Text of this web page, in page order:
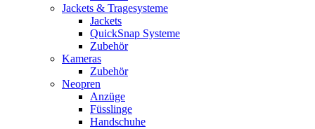
Jackets & Tragesysteme
Jackets
QuickSnap Systeme
Zubehör
Kameras
Zubehör
Neopren
Anzüge
Füsslinge
Handschuhe